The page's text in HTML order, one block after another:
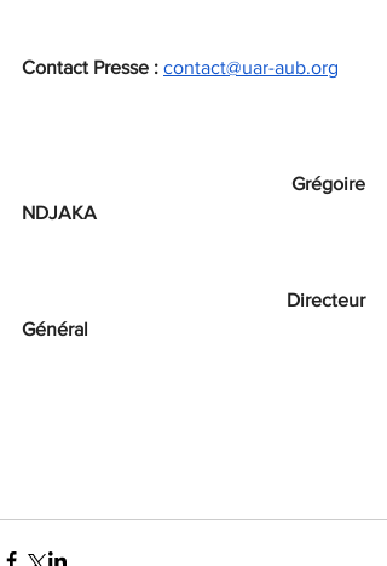
Contact Presse : contact@uar-aub.org
Grégoire
NDJAKA
Directeur
Général